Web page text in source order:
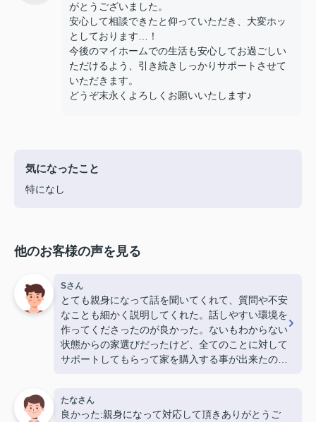
がとうございました。
安心して相談できたと仰っていただき、大変ホッ
としております…！
今後のマイホームでの生活も安心してお過ごしい
ただけるよう、引き続きしっかりサポートさせて
いただきます。
どうぞ末永くよろしくお願いいたします♪
気になったこと
特になし
他のお客様の声を見る
Sさん
とても親身になって話を聞いてくれて、質問や不安
なことも細かく説明してくれた。話しやすい環境を
作ってくださったのが良かった。ないもわからない
状態からの家選びだったけど、全てのことに対して
サポートしてもらって家を購入する事が出来たので
たなさん
良かった:親身になって対応して頂きありがとうご